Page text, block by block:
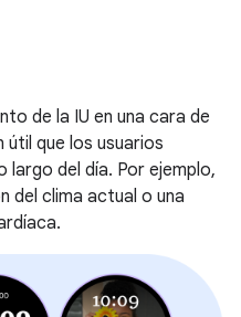
de la IU en una cara de
que los usuarios
largo del día. Por ejemplo,
del clima actual o una